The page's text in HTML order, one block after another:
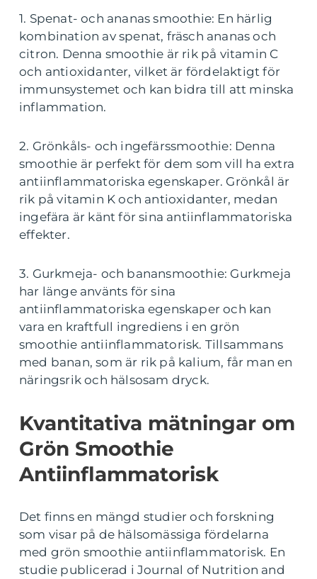
1. Spenat- och ananas smoothie: En härlig
kombination av spenat, fräsch ananas och
citron. Denna smoothie är rik på vitamin C
och antioxidanter, vilket är fördelaktigt för
immunsystemet och kan bidra till att minska
inflammation.
2. Grönkåls- och ingefärssmoothie: Denna
smoothie är perfekt för dem som vill ha extra
antiinflammatoriska egenskaper. Grönkål är
rik på vitamin K och antioxidanter, medan
ingefära är känt för sina antiinflammatoriska
effekter.
3. Gurkmeja- och banansmoothie: Gurkmeja
har länge använts för sina
antiinflammatoriska egenskaper och kan
vara en kraftfull ingrediens i en grön
smoothie antiinflammatorisk. Tillsammans
med banan, som är rik på kalium, får man en
näringsrik och hälsosam dryck.
Kvantitativa mätningar om
Grön Smoothie
Antiinflammatorisk
Det finns en mängd studier och forskning
som visar på de hälsomässiga fördelarna
med grön smoothie antiinflammatorisk. En
studie publicerad i Journal of Nutrition and